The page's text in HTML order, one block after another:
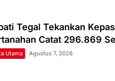
Tegal Tekankan
Catat 296.869
Utama Agustus 7, 2026